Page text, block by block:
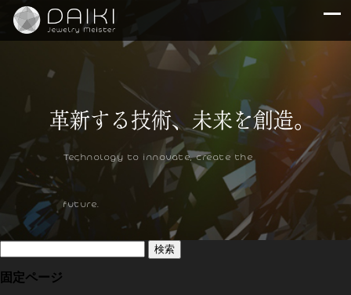
Technology to innovate, create the
future.
検
索:
固定ページ